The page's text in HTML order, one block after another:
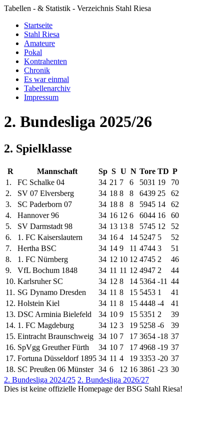
Tabellen - & Statistik - Verzeichnis Stahl Riesa
Startseite
Stahl Riesa
Amateure
Pokal
Kontrahenten
Chronik
Es war einmal
Tabellenarchiv
Impressum
2. Bundesliga 2025/26
2. Spielklasse
R Mannschaft Sp S U N Tore TD P
1.
FC Schalke 04 34 21 7 6 5031 19
70
2.
SV 07 Elversberg 34 18 8 8 6439 25
62
3.
SC Paderborn 07 34 18 8 8 5945 14
62
4.
Hannover 96 34 16 12 6 6044 16
60
5.
SV Darmstadt 98 34 13 13 8 5745 12
52
6.
1. FC Kaiserslautern 34 16 4 14 5247 5
52
7.
Hertha BSC 34 14 9 11 4744 3
51
8.
1. FC Nürnberg 34 12 10 12 4745 2
46
9.
VfL Bochum 1848 34 11 11 12 4947 2
44
10. Karlsruher SC 34 12 8 14 5364 -11 44
11. SG Dynamo Dresden 34 11 8 15 5453 1
41
12. Holstein Kiel 34 11 8 15 4448 -4
41
13. DSC Arminia Bielefeld 34 10 9 15 5351 2
39
14. 1. FC Magdeburg 34 12 3 19 5258 -6
39
15. Eintracht Braunschweig 34 10 7 17 3654 -18 37
16. SpVgg Greuther Fürth 34 10 7 17 4968 -19 37
17. Fortuna Düsseldorf 1895 34 11 4 19 3353 -20 37
18. SC Preußen 06 Münster 34 6 12 16 3861 -23 30
2. Bundesliga 2024/25 2. Bundesliga 2026/27
Dies ist keine offizielle Homepage der BSG Stahl Riesa!